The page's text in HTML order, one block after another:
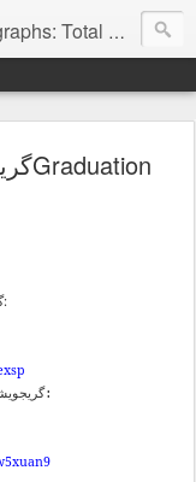
School and Adult Language Student
:
AEPL111.a گریجویشن جملوں تعارف کے لئے یہاں کلک کریں: